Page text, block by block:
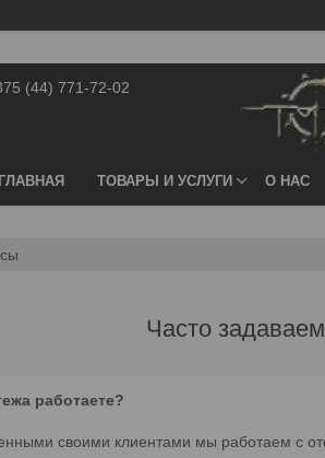
(44) 771-72-02
ГЛАВНАЯ ТОВАРЫ И УСЛУГИ О НАС
Часто
работаете?
своими клиентами мы работаем с